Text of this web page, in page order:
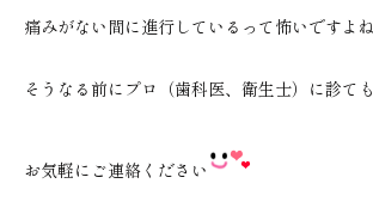
痛みがない間に進行しているって怖いですよ
そうなる前にプロ（歯科医、衛生士）に診て
お気軽にご連絡ください